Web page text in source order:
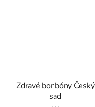
Zdravé bonbóny Český
sad